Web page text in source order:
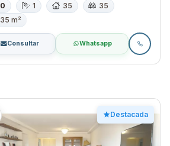
0 1 35
35
35 m²
Consultar Whatsapp
Destacada